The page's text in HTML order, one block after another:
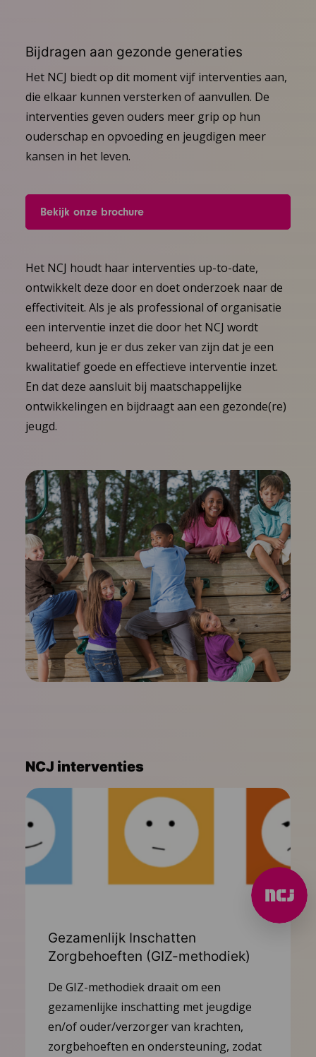
Bijdragen aan gezonde generaties
Het NCJ biedt op dit moment vijf interventies aan,
die elkaar kunnen versterken of aanvullen. De
interventies geven ouders meer grip op hun
ouderschap en opvoeding en jeugdigen meer
kansen in het leven.
Bekijk onze brochure
Het NCJ houdt haar interventies up-to-date,
ontwikkelt deze door en doet onderzoek naar de
effectiviteit. Als je als professional of organisatie
een interventie inzet die door het NCJ wordt
beheerd, kun je er dus zeker van zijn dat je een
kwalitatief goede en effectieve interventie inzet.
En dat deze aansluit bij maatschappelijke
ontwikkelingen en bijdraagt aan een gezonde(re)
jeugd.
NCJ interventies
Gezamenlijk Inschatten
Zorgbehoeften (GIZ-methodiek)
De GIZ-methodiek draait om een
gezamenlijke inschatting met jeugdige
en/of ouder/verzorger van krachten,
zorgbehoeften en ondersteuning, zodat